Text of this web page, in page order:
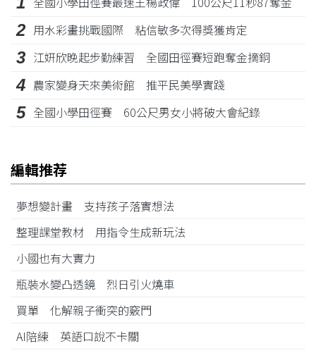
2 用水彩畫挑戰國際 粘信敏多次得獎獲肯定
3 江姸欣晚起步勤練習 全國田徑賽短跑奪金摘銅
4 農家變身天來美術館 推平民美學實踐
5 全國小學田徑賽 60公尺男女小將破大會紀錄
編輯推荐
夢想變計畫 支持孩子落實想法
整理課堂教材 用指令生成新玩法
小國也有大實力
瓶裝水變凸透鏡 烈日引火燒車
買單 化解親子衝突的竅門
AI陪練 英語口說不卡關